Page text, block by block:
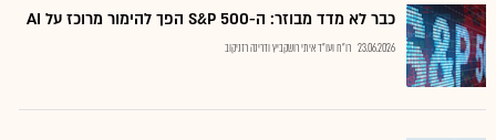
כבר לא מדד מבוזר: ה-S&P 500 הפך להימור מרוכז על AI
23.06.2026 רו"ח ועו"ד איתי רושקביץ ודרינה רזניקוב